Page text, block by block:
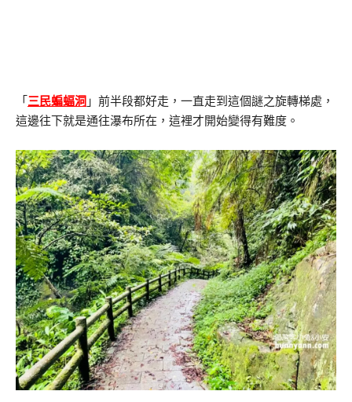
「 三民蝙蝠洞 」前半段都好走，一直走到這個謎之旋轉梯處，
這邊往下就是通往瀑布所在，這裡才開始變得有難度。